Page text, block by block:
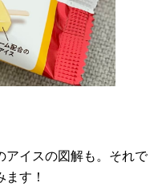
アイスの図解も。それで
す！